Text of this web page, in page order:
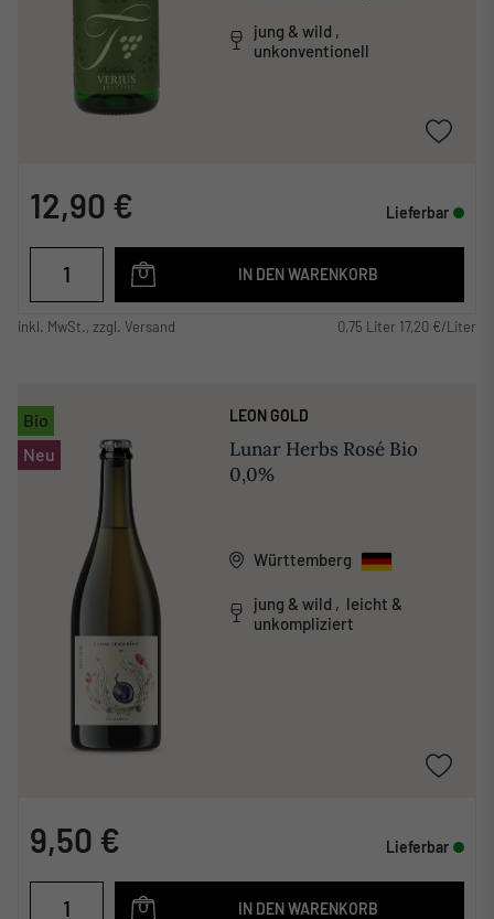
jung & wild ,
unkonventionell
12,90 € Lieferbar
IN DEN WARENKORB
inkl. MwSt., zzgl. Versand 0,75 Liter 17,20 €/Liter
Bio
Neu
LEON GOLD
Lunar Herbs Rosé Bio
0,0%
Württemberg
jung & wild , leicht &
unkompliziert
9,50 € Lieferbar
IN DEN WARENKORB